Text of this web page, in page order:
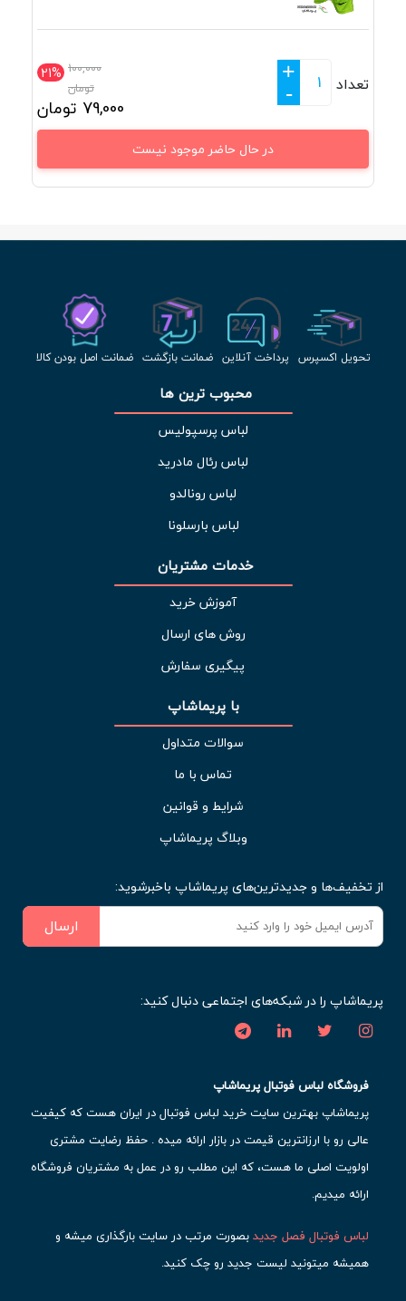
21% 100,000
تومان
79,000 تومان
تعداد
+
-
در حال حاضر موجود نیست
تحویل اکسپرس پرداخت آنلاین ضمانت بازگشت ضمانت اصل بودن کالا
محبوب ترین ها
لباس پرسپولیس
لباس رئال مادرید
لباس رونالدو
لباس بارسلونا
خدمات مشتریان
آموزش خرید
روش های ارسال
پیگیری سفارش
با پریماشاپ
سوالات متداول
تماس با ما
شرایط و قوانین
وبلاگ پریماشاپ
از تخفیف‌ها و جدیدترین‌های پریماشاپ باخبرشوید:
ارسال
پریماشاپ را در شبکه‌های اجتماعی دنبال کنید:
فروشگاه لباس فوتبال پریماشاپ
پریماشاپ بهترین سایت خرید لباس فوتبال در ایران هست که کیفیت
عالی رو با ارزانترین قیمت در بازار ارائه میده . حفظ رضایت مشتری
اولویت اصلی ما هست، که این مطلب رو در عمل به مشتریان فروشگاه
ارائه میدیم.
لباس فوتبال فصل جدیدبصورت مرتب در سایت بارگذاری میشه و
همیشه میتونید لیست جدید رو چک کنید.